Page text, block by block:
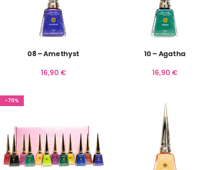
08 – Amethyst
16,90 €
10 – Agatha
16,90 €
-70%